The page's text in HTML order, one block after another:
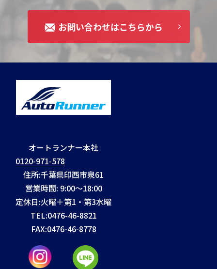
お問い合わせはこちらから
オートランナー本社
0120-971-578
住所:千葉県印西市泉61
営業時間: 9:00～18:00
定休日:火曜＋第1・第3水曜
TEL:0476-46-8821
FAX:0476-46-8778